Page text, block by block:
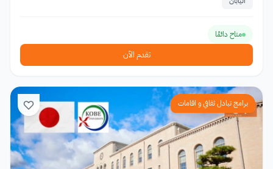
متاح دائمًا
تقدم الآن
برامج تبادل ثقافي و اقامات